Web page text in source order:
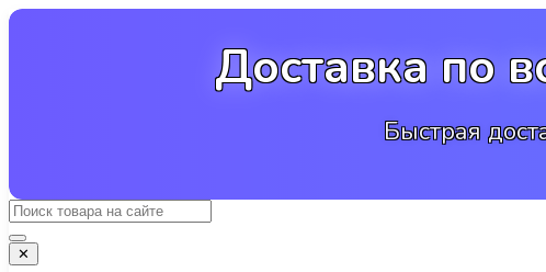
Перейти
Доставка по
Быстрая
✕